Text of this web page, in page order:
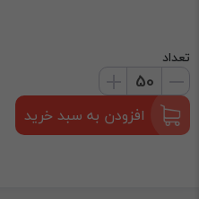
تعداد
افزودن به سبد خرید